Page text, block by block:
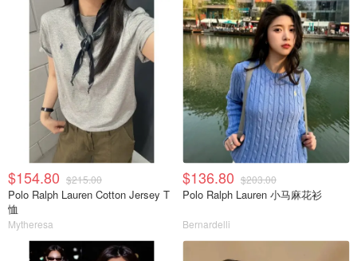
$154.80 $215.00
Polo Ralph Lauren Cotton Jersey T
恤
Mytheresa
$136.80 $203.00
Polo Ralph Lauren 小马麻花衫
Bernardelli